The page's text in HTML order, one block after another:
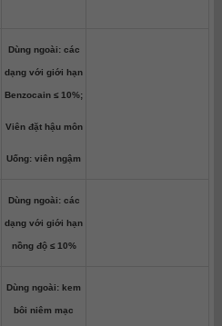
Dùng ngoài: các
dạng với giới hạn
Benzocain ≤ 10%;
Viên đặt hậu môn
Uống: viên ngậm
Dùng ngoài: các
dạng với giới hạn
nồng độ ≤ 10%
Dùng ngoài: kem
bôi niêm mạc